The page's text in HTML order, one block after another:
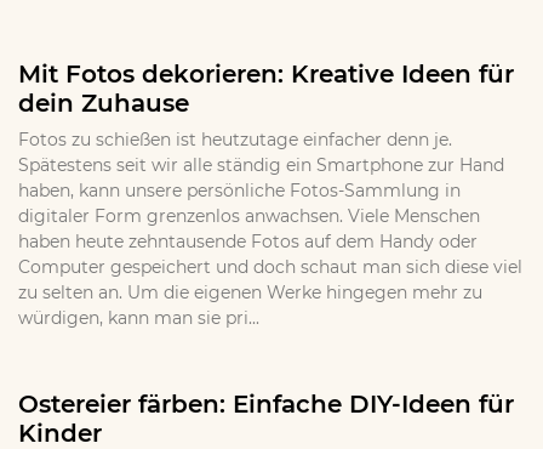
Mit Fotos dekorieren: Kreative Ideen für
dein Zuhause
Fotos zu schießen ist heutzutage einfacher denn je.
Spätestens seit wir alle ständig ein Smartphone zur Hand
haben, kann unsere persönliche Fotos-Sammlung in
digitaler Form grenzenlos anwachsen. Viele Menschen
haben heute zehntausende Fotos auf dem Handy oder
Computer gespeichert und doch schaut man sich diese viel
zu selten an. Um die eigenen Werke hingegen mehr zu
würdigen, kann man sie pri...
Ostereier färben: Einfache DIY-Ideen für
Kinder